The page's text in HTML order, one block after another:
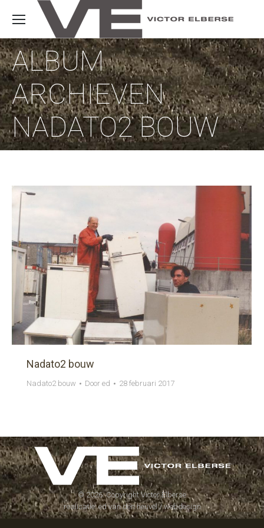
ALBUM
ARCHIEVEN
NADATO2 BOUW
Nadato2 bouw
Nadato2 bouw Door ed 28 februari 2017
©2026. Copyright Victor Elberse
realisatie:ed van den heuvel / webdesign